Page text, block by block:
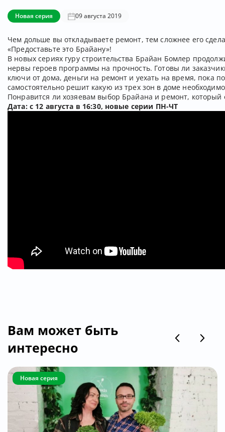
Новая серия 09 августа 2019
Чем дольше вы откладываете ремонт, тем сложнее его
«Предоставьте это Брайану»!
В новых сериях гуру строительства Брайан Бомлер
нервы героев программы на прочность. Готовы ли
ключи от дома, деньги на ремонт и уехать на время, пока
самостоятельно решит какую из трех зон в доме
Понравится ли хозяевам выбор Брайана и ремонт, который
Дата: с 12 августа в 16:30, новые серии ПН-ЧТ
Вам может быть
интересно
Новая серия